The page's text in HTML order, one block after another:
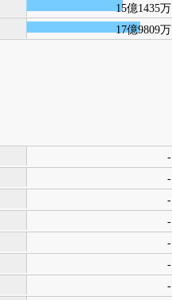
15億1435万
17億9809万
-
-
-
-
-
-
-